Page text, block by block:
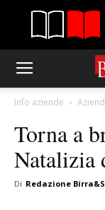
Info aziende
Torna a
Natalizia
Di Redazione